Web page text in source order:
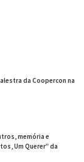
da Coopercon na
memória e
Um Querer” da